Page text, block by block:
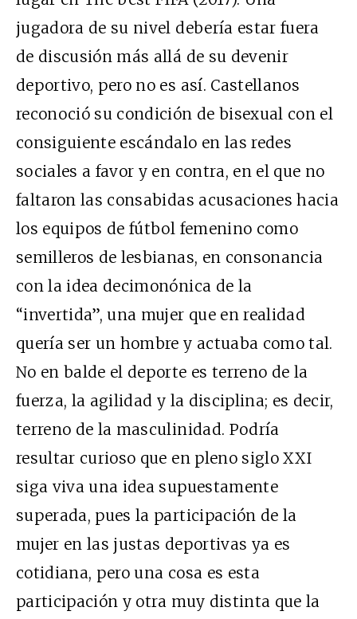
jugadora de su nivel debería estar fuera
de discusión más allá de su devenir
deportivo, pero no es así. Castellanos
reconoció su condición de bisexual con el
consiguiente escándalo en las redes
sociales a favor y en contra, en el que no
faltaron las consabidas acusaciones hacia
los equipos de fútbol femenino como
semilleros de lesbianas, en consonancia
con la idea decimonónica de la
“invertida”, una mujer que en realidad
quería ser un hombre y actuaba como tal.
No en balde el deporte es terreno de la
fuerza, la agilidad y la disciplina; es decir,
terreno de la masculinidad. Podría
resultar curioso que en pleno siglo XXI
siga viva una idea supuestamente
superada, pues la participación de la
mujer en las justas deportivas ya es
cotidiana, pero una cosa es esta
participación y otra muy distinta que la